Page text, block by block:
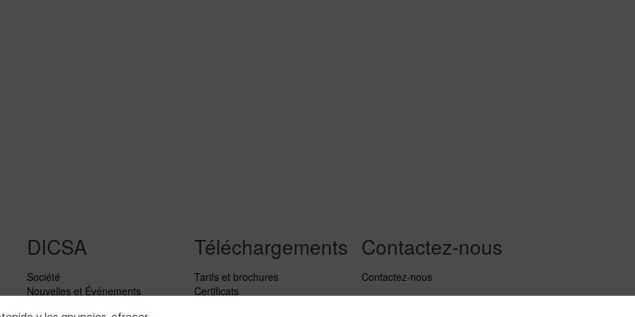
DICSA
Société
Nouvelles et Événements
Téléchargements
Tarifs et brochures
Certificats
Contactez-nous
Contactez-nous